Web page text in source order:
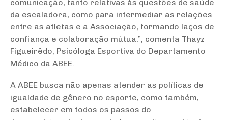
comunicação, tanto relativas às questões de saúde
da escaladora, como para intermediar as relações
entre as atletas e a Associação, formando laços de
confiança e colaboração mútua.”, comenta Thayz
Figueirêdo, Psicóloga Esportiva do Departamento
Médico da ABEE.
A ABEE busca não apenas atender as políticas de
igualdade de gênero no esporte, como também,
estabelecer em todos os passos do